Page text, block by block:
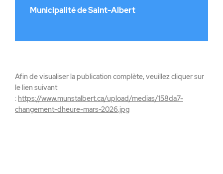
Municipalité de Saint-Albert
Afin de visualiser la publication complète, veuillez cliquer sur
le lien suivant
: https://www.munstalbert.ca/upload/medias/158da7-
changement-dheure-mars-2026.jpg